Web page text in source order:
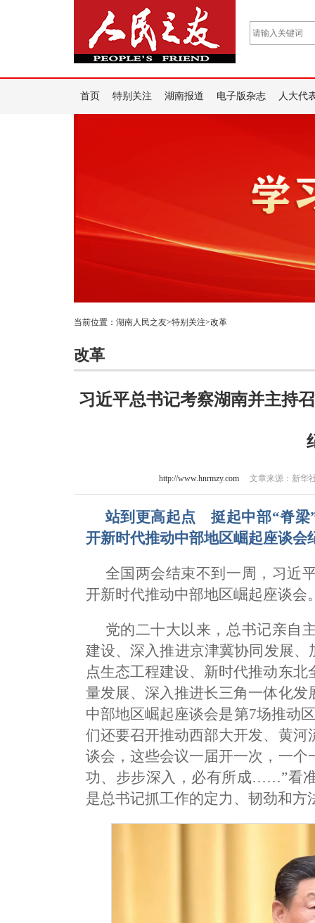
首页 特别关注 湖南报道 电子版杂志 人大代
当前位置： 湖南人民之友>特别关注>改革
改革
习近平总书记考察湖南并主持
http://www.hnrmzy.com 文章来源：新华
站到更高起点 挺起中部“脊
开新时代推动中部地区崛起座谈会
全国两会结束不到一周，习近
开新时代推动中部地区崛起座谈会
党的二十大以来，总书记亲自
建设、深入推进京津冀协同发展
点生态工程建设、新时代推动东
量发展、深入推进长三角一体化
中部地区崛起座谈会是第7场推动
们还要召开推动西部大开发、黄
谈会，这些会议一届开一次，一
功、步步深入，必有所成……”看
是总书记抓工作的定力、韧劲和方